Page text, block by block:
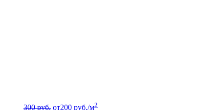
300 руб. от200 руб./м2